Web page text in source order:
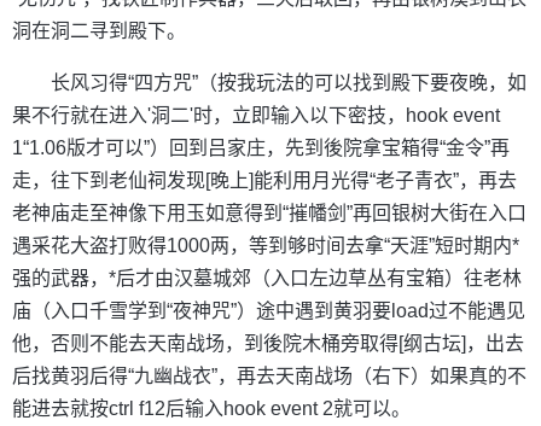
洞在洞二寻到殿下。
长风习得“四方咒”（按我玩法的可以找到殿下要夜晚，如
果不行就在进入'洞二'时，立即输入以下密技，hook event
1“1.06版才可以”）回到吕家庄，先到後院拿宝箱得“金令”再
走，往下到老仙祠发现[晚上]能利用月光得“老子青衣”，再去
老神庙走至神像下用玉如意得到“摧幡剑”再回银树大街在入口
遇采花大盗打败得1000两，等到够时间去拿“天涯”短时期内*
强的武器，*后才由汉墓城郊（入口左边草丛有宝箱）往老林
庙（入口千雪学到“夜神咒”）途中遇到黄羽要load过不能遇见
他，否则不能去天南战场，到後院木桶旁取得[纲古坛]，出去
后找黄羽后得“九幽战衣”，再去天南战场（右下）如果真的不
能进去就按ctrl f12后输入hook event 2就可以。